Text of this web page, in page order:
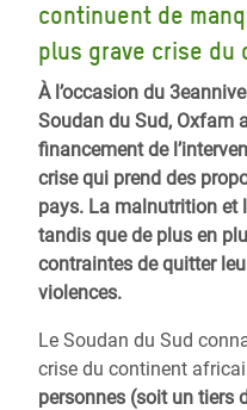
continuent de
plus grave crise
À l’occasion du
Soudan du Sud, Oxfam
financement de
crise qui prend des
pays. La malnutrition et
tandis que de plus en
contraintes de quitter
violences.
Le Soudan du Sud
crise du continent
personnes (soit un tiers